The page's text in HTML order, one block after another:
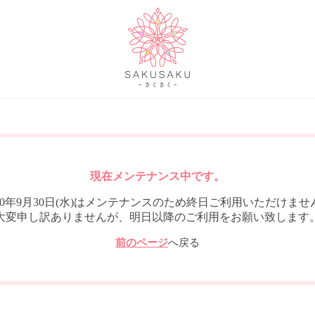
現在メンテナンス中です。
年9月30日(水)はメンテナンスのため終日ご利用いただけませ
変申し訳ありませんが、明日以降のご利用をお願い致します
前のページへ戻る